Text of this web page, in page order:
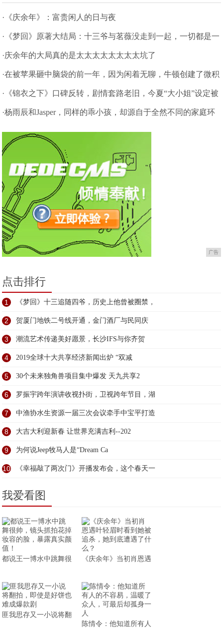
·《庆余年》：富贵闲人的日与夜
·《梦回》原著大结局：十三爷与茗薇没走到一起，一切都是一
场梦
·庆余年的大局真的是太太太太太太太太坑了
·在被苹果砸中脑袋的前一年，因为闲着无聊，牛顿创建了微积
分理论
·《锦衣之下》口碑反转，剧情套路老旧，今夏“大小姐”设定被
吐槽
·杨雨辰和Jasper，同样的乖小孩，却源自于全然不同的家庭环
境
广告
点击排行
1 《梦回》十三追随四爷，历史上他曾被圈禁，
2 贺厦门地铁二号线开通，金门酒厂与民同庆
3 潮流艺术传递美好愿景，长沙IFS与你齐贺
4 2019全球十大共享经济新闻出炉 “双减
5 30个未来独角兽项目集中爆发 天九共享2
6 罗振宇跨年演讲收视扑街，卫视跨年节目，湖
7 中渔协水生资源一届三次会议牵手中宝平打造
8 大吉大利迎新春 让世界充满吉利--202
9 为何说Jeep牧马人是“Dream Ca
10 《幸福敲了两次门》开播发布会，这个春天一
我爱看图
都说王一博水中跳舞很 《庆余年》当初肖恩遇
匪我思存又一小说将翻
陈情令：他知道所有人